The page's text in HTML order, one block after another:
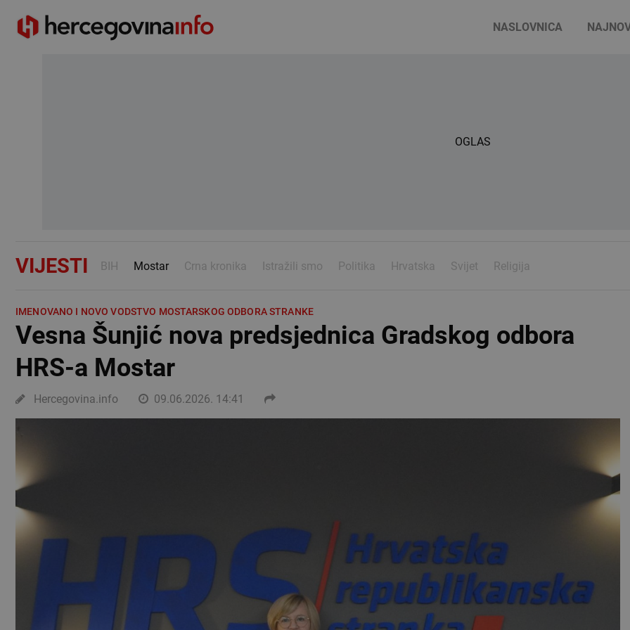
NASLOVNICA
OGLAS
VIJESTI BIH Mostar Crna kronika Istražili smo Politika Hrvatska Svijet Religija
IMENOVANO I NOVO VODSTVO MOSTARSKOG ODBORA STRANKE
Vesna Šunjić nova predsjednica Gradskog odbora
HRS-a Mostar
Hercegovina.info 09.06.2026. 14:41